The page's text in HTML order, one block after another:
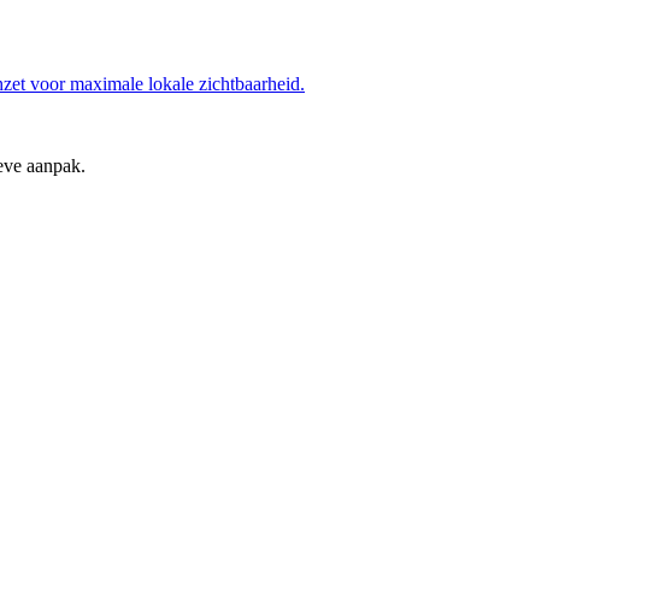
voor maximale lokale zichtbaarheid.
aanpak.